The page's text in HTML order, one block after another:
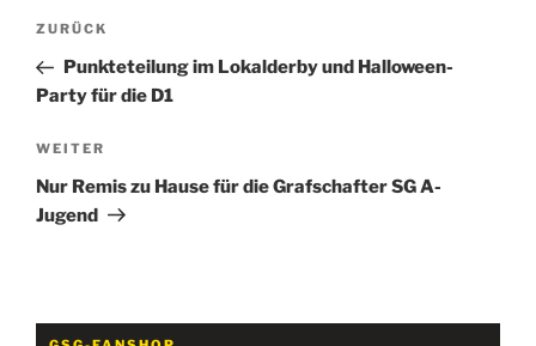
Beitragsnavigation
Vorheriger
Beitrag
ZURÜCK
Punkteteilung im Lokalderby und Halloween-
Party für die D1
Nächster
Beitrag
WEITER
Nur Remis zu Hause für die Grafschafter SG A-
Jugend